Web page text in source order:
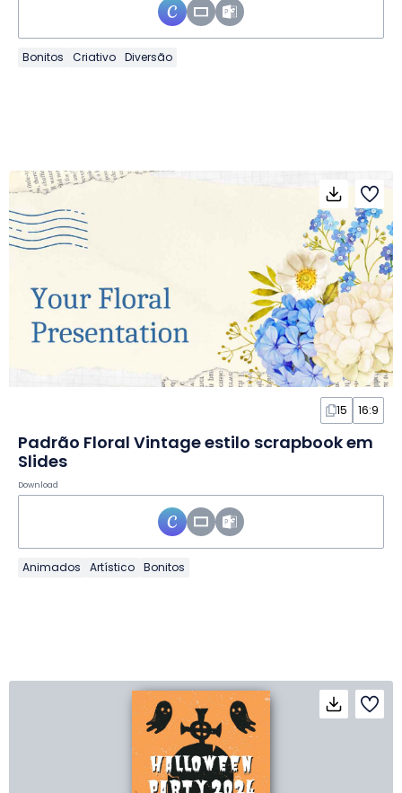
Bonitos Criativo Diversão
15 16:9
Padrão Floral Vintage estilo scrapbook em
Slides
Download
Animados Artístico Bonitos